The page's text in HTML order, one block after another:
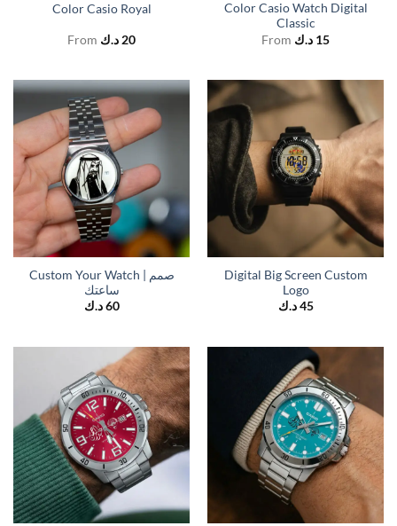
Color Casio Royal
From 20 د.ك
Color Casio Watch Digital
Classic
From
15 د.ك
Custom Your Watch | صمم
ساعتك
60 د.ك
Digital Big Screen Custom
Logo
45 د.ك